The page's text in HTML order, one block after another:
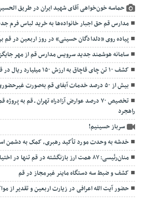
حماسه خون‌خواهی آقای شهید ایران در طریق
مدارس قم حق اجبار خانواده‌ها به خرید لباس فرم
پیاده روی «دلدادگان حسینی» در روز اربعین در قم
سامانه هوشمند جدید سرویس مدارس قم از مهر
کشف ۱۰ تن چای قاچاق به ارزش ۱۵۰ میلیارد ریال در قم
بیش از ۵۰ درصد خدمات آبفای قم به‌صورت غیرحضوری ارائه می‌شود
تخصیص ۷۰ درصد عوارض آزادراه تهران ـ قم به
راهجرد
سرباز حسینیم!
خدشه به وحدت مورد تأکید رهبری، کمک به دشمن
منان‌رئیسی: ۸۷ همت ارز بازنگشته در قم تنها در اختیار ۱۴ متعهد است
کشف و ضبط سه دستگاه ماینر غیرمجاز در قم
حضور آیت الله اعرافی در زیارت اربعین و تقدیر از